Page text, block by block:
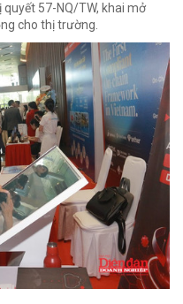
57-NQ/TW, khai mở
cho thị trường.